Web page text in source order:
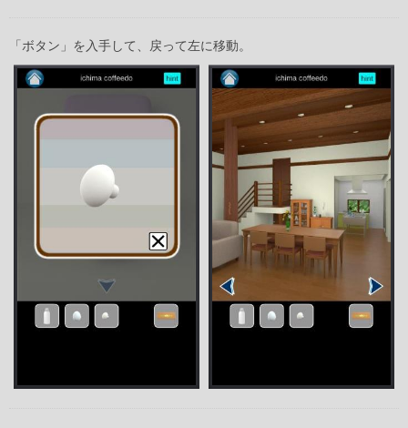
「ボタン」を入手して、戻って左に移動。